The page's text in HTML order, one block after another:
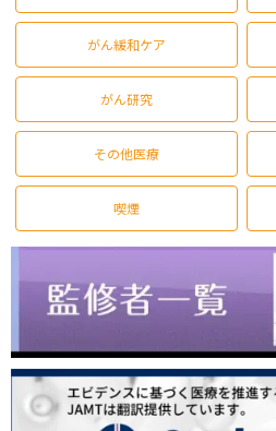
がん緩和ケア
がん研究
その他医療
喫煙